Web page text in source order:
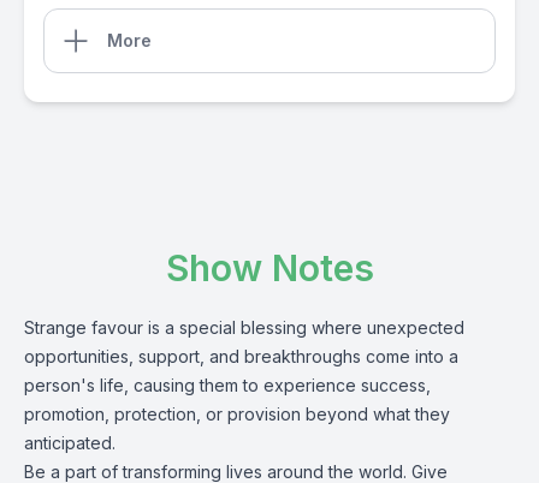
More
Show Notes
Strange favour is a special blessing where unexpected
opportunities, support, and breakthroughs come into a
person's life, causing them to experience success,
promotion, protection, or provision beyond what they
anticipated.
Be a part of transforming lives around the world. Give